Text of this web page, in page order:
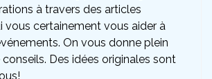
à travers des articles
vous certainement vous aider à
On vous donne plein
conseils. Des idées originales sont